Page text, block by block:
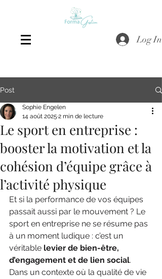
Log In
Post
Le sport en entreprise :
booster la motivation et la
cohésion d’équipe grâce à
l’activité physique
Sophie Engelen
14 août 2025 2 min de lecture
Et si la performance de vos équipes
passait aussi par le mouvement ? Le
sport en entreprise ne se résume pas
à un moment ludique : c’est un
véritable levier de bien-être,
d’engagement et de lien social.
Dans un contexte où la qualité de vie